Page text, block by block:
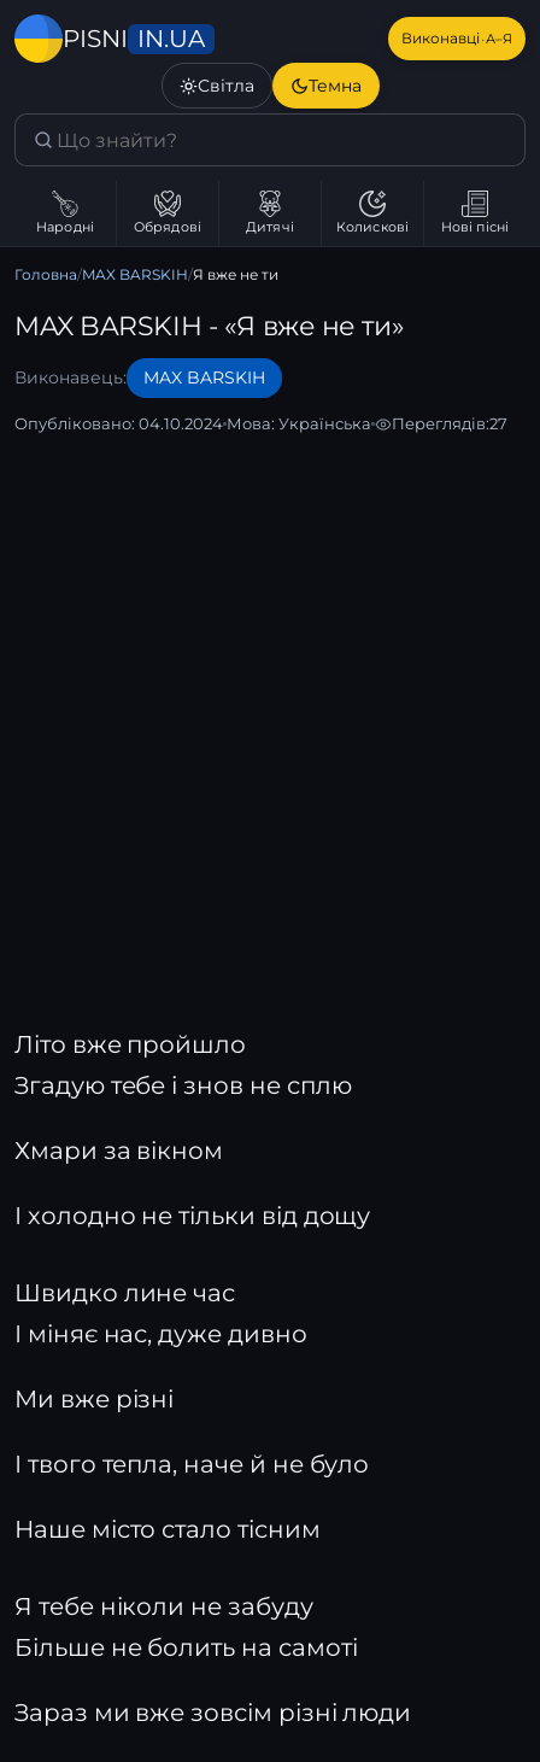
PISNI IN.UA Виконавці·А–Я
Світла Темна
Народні Обрядові Дитячі Колискові Нові пісні
Головна/MAX BARSKIH/Я вже не ти
MAX BARSKIH - «Я вже не ти»
Виконавець: MAX BARSKIH
Опубліковано: 04.10.2024 Мова: Українська Переглядів:27
Літо вже пройшло
Згадую тебе і знов не сплю
Хмари за вікном
І холодно не тільки від дощу
Швидко лине час
І міняє нас, дуже дивно
Ми вже різні
І твого тепла, наче й не було
Наше місто стало тісним
Я тебе ніколи не забуду
Більше не болить на самоті
Зараз ми вже зовсім різні люди